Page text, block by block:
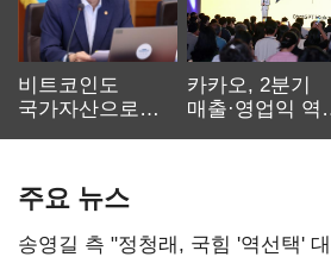
비트코인도
국가자산으로…'
카카오, 2분기
매출·영업익 역
주요 뉴스
송영길 측 "정청래, 국힘 '역선택'